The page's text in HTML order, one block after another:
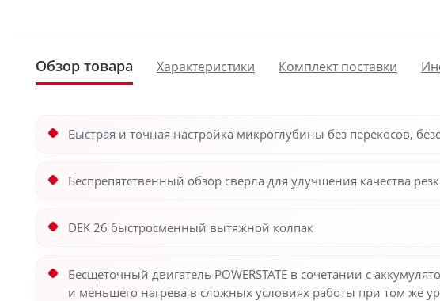
Обзор товара Характеристики Комплект поставки
Быстрая и точная настройка микроглубины без перекосов,
Беспрепятственный обзор сверла для улучшения качества
DEK 26 быстросменный вытяжной колпак
Бесщеточный двигатель POWERSTATE в сочетании с
и меньшего нагрева в сложных условиях работы при том же